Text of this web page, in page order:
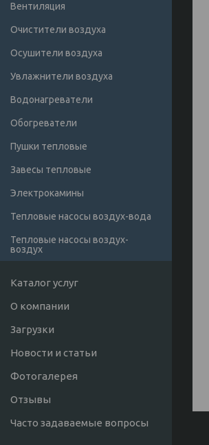
Вентиляция
Очистители воздуха
Осушители воздуха
Увлажнители воздуха
Водонагреватели
Обогреватели
Пушки тепловые
Завесы тепловые
Электрокамины
Тепловые насосы воздух-вода
Тепловые насосы воздух-
воздух
Каталог услуг
О компании
Загрузки
Новости и статьи
Фотогалерея
Отзывы
Часто задаваемые вопросы